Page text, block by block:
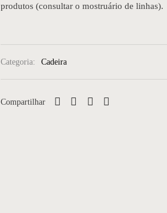
produtos (consultar o mostruário de linhas).
Categoria: Cadeira
Compartilhar